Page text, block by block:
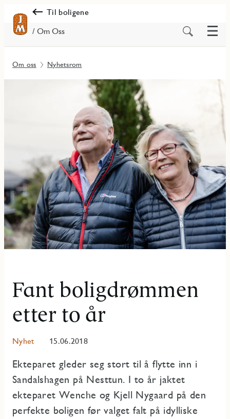
Til boligene
/ Om Oss
Søk
innhold
Meny
Om oss Nyhetsrom
Fant boligdrømmen
etter to år
Nyhet 15.06.2018
Ekteparet gleder seg stort til å flytte inn i
Sandalshagen på Nesttun. I to år jaktet
ekteparet Wenche og Kjell Nygaard på den
perfekte boligen før valget falt på idylliske